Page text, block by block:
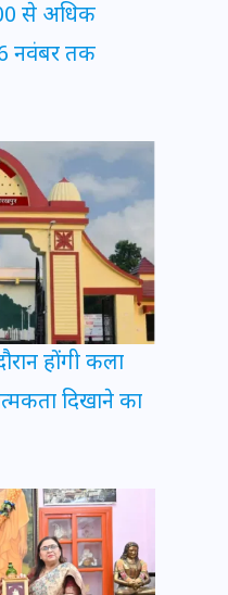
से अधिक
नवंबर तक
होंगी कला
दिखाने का